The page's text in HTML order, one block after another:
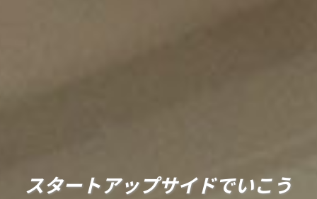
スタートアップサイドでいこう